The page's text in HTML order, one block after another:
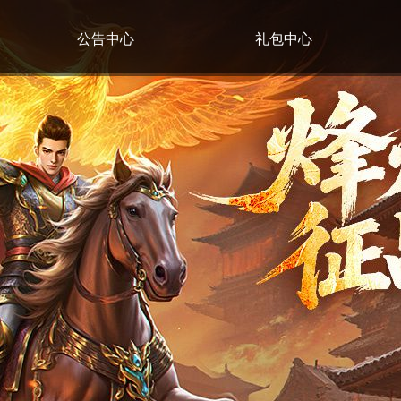
公告中心 礼包中心